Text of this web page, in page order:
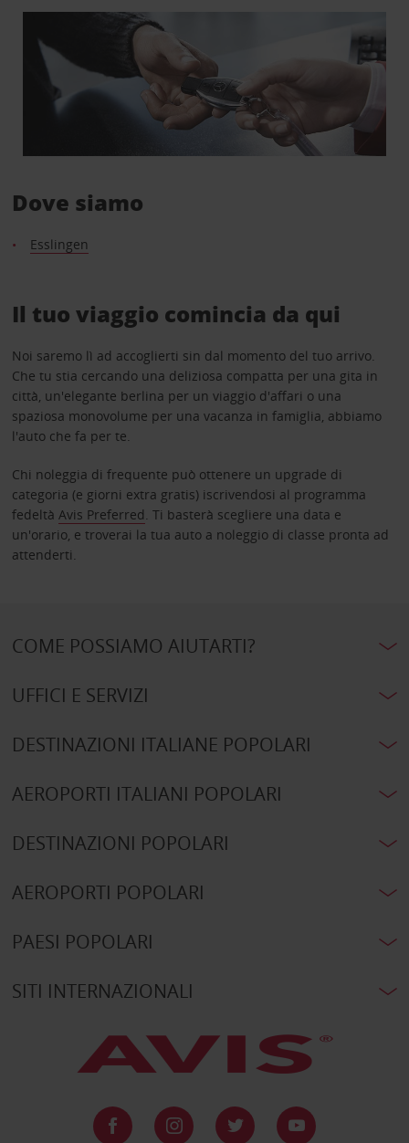
Dove siamo
Esslingen
Il tuo viaggio comincia da qui
Noi saremo lì ad accoglierti sin dal momento del tuo arrivo.
Che tu stia cercando una deliziosa compatta per una gita in
città, un'elegante berlina per un viaggio d'affari o una
spaziosa monovolume per una vacanza in famiglia, abbiamo
l'auto che fa per te.
Chi noleggia di frequente può ottenere un upgrade di
categoria (e giorni extra gratis) iscrivendosi al programma
fedeltà Avis Preferred. Ti basterà scegliere una data e
un'orario, e troverai la tua auto a noleggio di classe pronta ad
attenderti.
COME POSSIAMO AIUTARTI?
UFFICI E SERVIZI
DESTINAZIONI ITALIANE POPOLARI
AEROPORTI ITALIANI POPOLARI
DESTINAZIONI POPOLARI
AEROPORTI POPOLARI
PAESI POPOLARI
SITI INTERNAZIONALI